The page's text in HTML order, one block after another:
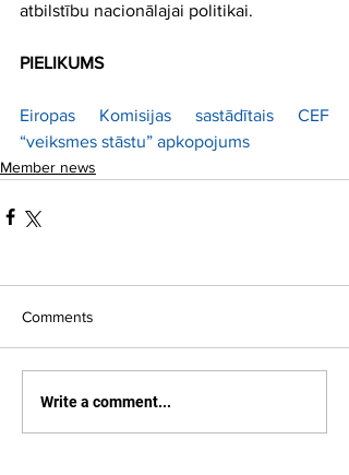
atbilstību nacionālajai politikai.
PIELIKUMS
Eiropas Komisijas sastādītais CEF
“veiksmes stāstu” apkopojums
Member news
Comments
Write a comment...